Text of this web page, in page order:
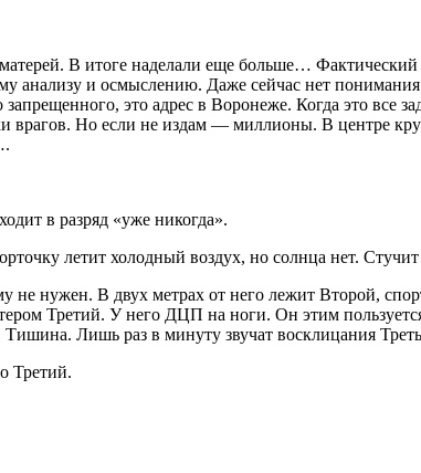
В итоге наделали еще больше… Фактический
и осмыслению. Даже сейчас нет понимания
это адрес в Воронеже. Когда это все
врагов. Но если не издам — миллионы. В центре
в разряд «уже никогда».
летит холодный воздух, но солнца нет.
нужен. В двух метрах от него лежит Второй,
Третий. У него ДЦП на ноги. Он этим
Лишь раз в минуту звучат восклицания
Третий.